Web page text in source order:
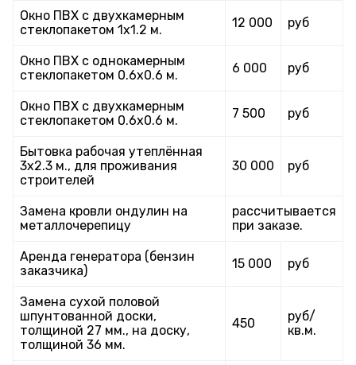
Окно ПВХ с двухкамерным
стеклопакетом 1х1.2 м.
12 000 руб
Окно ПВХ с однокамерным
стеклопакетом 0.6х0.6 м.
6 000 руб
Окно ПВХ с двухкамерным
стеклопакетом 0.6х0.6 м.
7 500 руб
Бытовка рабочая утеплённая
3х2.3 м., для проживания
строителей
30 000 руб
Замена кровли ондулин на
металлочерепицу
рассчитывается
при заказе.
Аренда генератора (бензин
заказчика)
15 000 руб
Замена сухой половой
шпунтованной доски,
толщиной 27 мм., на доску,
толщиной 36 мм.
450
руб/
кв.м.